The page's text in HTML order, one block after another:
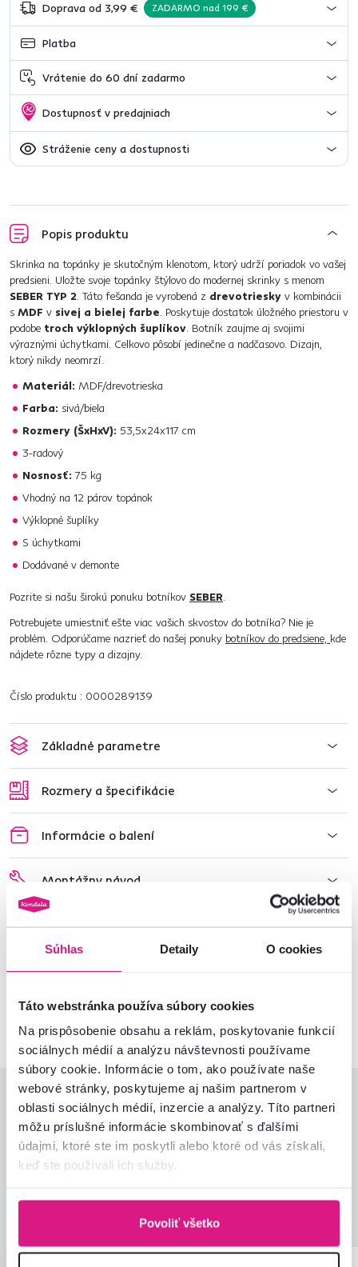
Súhlas Detaily O cookies
Táto webstránka používa súbory cookies
Na prispôsobenie obsahu a reklám, poskytovanie funkcií
sociálnych médií a analýzu návštevnosti používame
súbory cookie. Informácie o tom, ako používate naše
webové stránky, poskytujeme aj našim partnerom v
oblasti sociálnych médií, inzercie a analýzy. Títo partneri
môžu príslušné informácie skombinovať s ďalšími
údajmi, ktoré ste im poskytli alebo ktoré od vás získali,
keď ste používali ich služby.
Povoliť všetko
Doprava od 3,99 € ZADARMO nad 199 €
Platba
Vrátenie do 60 dní zadarmo
Dostupnosť v predajniach
Stráženie ceny a dostupnosti
Popis produktu
Skrinka na topánky je skutočným klenotom, ktorý udrží poriadok vo vašej
predsieni. Uložte svoje topánky štýlovo do modernej skrinky s menom
SEBER TYP 2. Táto fešanda je vyrobená z drevotriesky v kombinácii
s MDF v sivej a bielej farbe. Poskytuje dostatok úložného priestoru v
podobe troch výklopných šuplíkov. Botník zaujme aj svojimi
výraznými úchytkami. Celkovo pôsobí jedinečne a nadčasovo. Dizajn,
ktorý nikdy neomrzí.
Materiál: MDF/drevotrieska
Farba: sivá/biela
Rozmery (ŠxHxV): 53,5x24x117 cm
3-radový
Nosnosť: 75 kg
Vhodný na 12 párov topánok
Výklopné šuplíky
S úchytkami
Dodávané v demonte
Pozrite si našu širokú ponuku botníkov SEBER.
Potrebujete umiestniť ešte viac vašich skvostov do botníka? Nie je
problém. Odporúčame nazrieť do našej ponuky botníkov do predsiene, kde
nájdete rôzne typy a dizajny.
Číslo produktu : 0000289139
Základné parametre
Rozmery a špecifikácie
Informácie o balení
Montážny návod
Nenašli ste požadované informácie?
Kontaktujte nás a my vám radi poradíme
02/ 40 100 100 Spustiť chat
Hodnotenia produktu
4,7
Jednoduchosť montáže
4,8
Kvalita výrobku
Zodpovedá očakávaniam
Pomer hodnoty a ceny